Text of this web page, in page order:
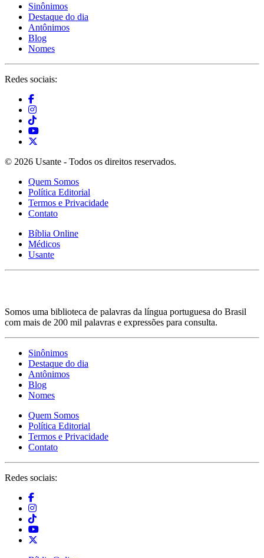
Sinônimos
Destaque do dia
Antônimos
Blog
Nomes
Redes sociais:
© 2026 Usante - Todos os direitos reservados.
Quem Somos
Política Editorial
Termos e Privacidade
Contato
Bíblia Online
Médicos
Usante
Somos uma biblioteca de palavras da língua portuguesa do Brasil
com mais de 200 mil palavras e expressões para consulta.
Sinônimos
Destaque do dia
Antônimos
Blog
Nomes
Quem Somos
Política Editorial
Termos e Privacidade
Contato
Redes sociais: